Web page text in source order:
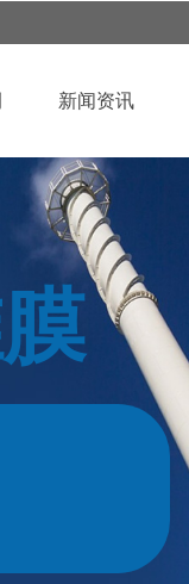
新闻资讯